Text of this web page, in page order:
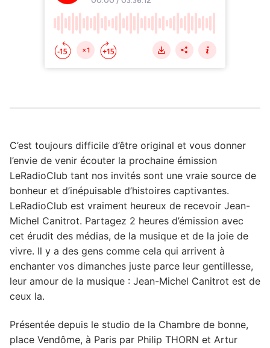
C’est toujours difficile d’être original et vous donner
l’envie de venir écouter la prochaine émission
LeRadioClub tant nos invités sont une vraie source de
bonheur et d’inépuisable d’histoires captivantes.
LeRadioClub est vraiment heureux de recevoir Jean-
Michel Canitrot. Partagez 2 heures d’émission avec
cet érudit des médias, de la musique et de la joie de
vivre. Il y a des gens comme cela qui arrivent à
enchanter vos dimanches juste parce leur gentillesse,
leur amour de la musique : Jean-Michel Canitrot est de
ceux la.
Présentée depuis le studio de la Chambre de bonne,
place Vendôme, à Paris par Philip THORN et Artur